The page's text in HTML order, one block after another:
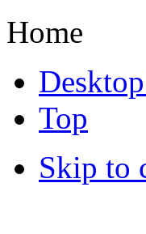
Home
Top
Skip to